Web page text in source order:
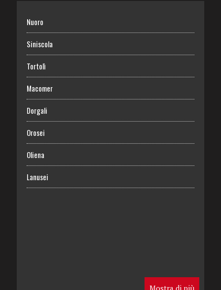
Nuoro
Siniscola
Tortolì
Macomer
Dorgali
Orosei
Oliena
Lanusei
Mostra di più